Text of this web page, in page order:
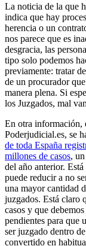
La noticia de la que
indica que hay
herencia o un
nos parece que es
desgracia, las
tipo solo podemos
previamente: tratar
de un procurador
manera plena. Si
los Juzgados, mal
En otra información,
Poderjudicial.es, se
de toda España
millones de casos,
del año anterior.
puede reducir a no
una mayor cantidad
juzgados. Está claro
casos y que
pendientes para que
ser juzgado dentro
convertido en